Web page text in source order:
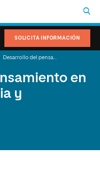
SOLICITA INFORMACIÓN
en
y